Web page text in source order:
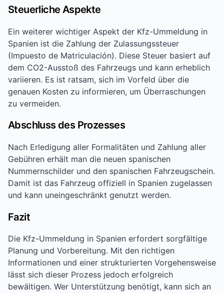
Steuerliche Aspekte
Ein weiterer wichtiger Aspekt der Kfz-Ummeldung in
Spanien ist die Zahlung der Zulassungssteuer
(Impuesto de Matriculación). Diese Steuer basiert auf
dem CO2-Ausstoß des Fahrzeugs und kann erheblich
variieren. Es ist ratsam, sich im Vorfeld über die
genauen Kosten zu informieren, um Überraschungen
zu vermeiden.
Abschluss des Prozesses
Nach Erledigung aller Formalitäten und Zahlung aller
Gebühren erhält man die neuen spanischen
Nummernschilder und den spanischen Fahrzeugschein.
Damit ist das Fahrzeug offiziell in Spanien zugelassen
und kann uneingeschränkt genutzt werden.
Fazit
Die Kfz-Ummeldung in Spanien erfordert sorgfältige
Planung und Vorbereitung. Mit den richtigen
Informationen und einer strukturierten Vorgehensweise
lässt sich dieser Prozess jedoch erfolgreich
bewältigen. Wer Unterstützung benötigt, kann sich an